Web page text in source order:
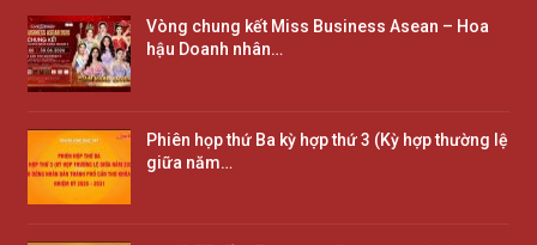
Vòng chung kết Miss Business Asean – Hoa
hậu Doanh nhân…
Phiên họp thứ Ba kỳ hợp thứ 3 (Kỳ hợp thường lệ
giữa năm…